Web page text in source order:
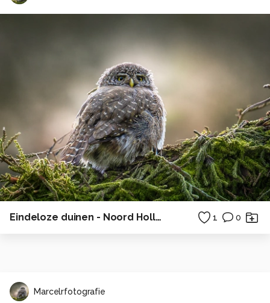
Eindeloze duinen - Noord Holland 1 0
Marcelrfotografie